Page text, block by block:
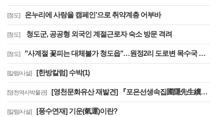
[청도] 온누리에 사랑을 캠페인’으로 취약계층 어부바
[청도] 청도군, 공공형 외국인 계절근로자 숙소 방문 격려
[청도] "사계절 꽃피는 대체불가 청도읍"…원정2리 도로변 목수국 만개
[칼럼/사설] [한방칼럼] 수박(1)
[영천역사박물관] [영천문화유산 재발견] 『포은선생속집圃隱先生續集』은 우리나라에 왜 2책 밖에 없을까?
[칼럼/사설] [풍수연재] 기운(氣運)이란?